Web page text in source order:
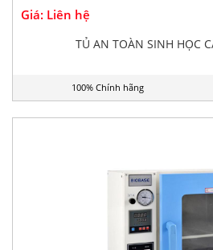
Giá: Liên hệ
TỦ AN TOÀN SINH HỌC
100% Chính hãng